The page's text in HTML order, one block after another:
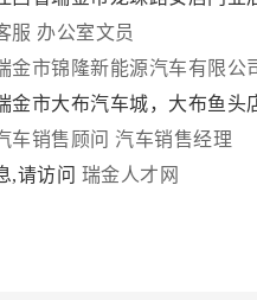
服 办公室文员
金市锦隆新能源汽车有限公
金市大布汽车城，大布鱼头
车销售顾问
汽车销售经理
,请访问 瑞金人才网